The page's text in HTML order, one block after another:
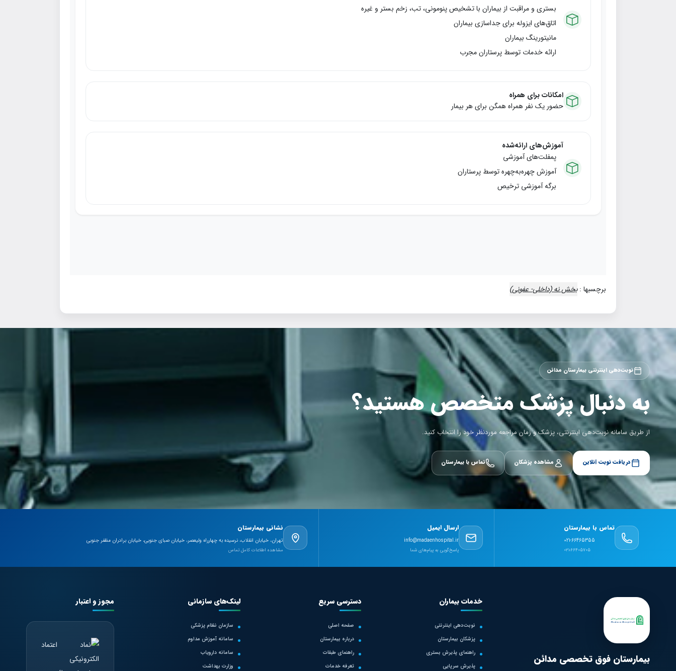
بستری و مراقبت از بیماران با تشخیص پنومونی، تب، زخم بستر و غیره
اتاق‌های ایزوله برای جداسازی بیماران
مانیتورینگ بیماران
ارائه خدمات توسط پرستاران مجرب
امکانات برای همراه
حضور یک نفر همراه همگن برای هر بیمار
آموزش‌های ارائه‌شده
پمفلت‌های آموزشی
آموزش چهره‌به‌چهره توسط پرستاران
برگه آموزشی ترخیص
برچسبها : بخش نه (داخلي- عفوني)
نوبت‌دهی اینترنتی بیمارستان مدائن
به دنبال پزشک متخصص هستید؟
از طریق سامانه نوبت‌دهی اینترنتی، پزشک و زمان مراجعه موردنظر خود را انتخاب کنید.
دریافت نوبت آنلاین مشاهده پزشکان تماس با بیمارستان
تماس با بیمارستان
021-66465355
021-66405705
ارسال ایمیل
info@madaenhospital.ir
پاسخ‌گویی به پیام‌های شما
نشانی بیمارستان
تهران، خیابان انقلاب، نرسیده به چهارراه ولیعصر، خیابان صبای جنوبی، خیابان برادران مظفر جنوبی
مشاهده اطلاعات کامل تماس
بیمارستان فوق تخصصی مدائن
خدمات بیماران
نوبت‌دهی اینترنتی
پزشکان بیمارستان
راهنمای پذیرش بستری
پذیرش سرپایی
دسترسی سریع
صفحه اصلی
درباره بیمارستان
راهنمای طبقات
تعرفه خدمات
لینک‌های سازمانی
سازمان نظام پزشکی
سامانه آموزش مداوم
سامانه دارویاب
وزارت بهداشت
مجوز و اعتبار